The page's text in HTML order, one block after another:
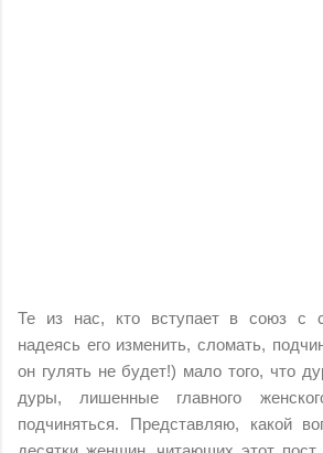
Те из нас, кто вступает в союз с
надеясь его изменить, сломать,
он гулять не будет!) мало того, что
дуры, лишенные главного
подчиняться. Представляю, какой